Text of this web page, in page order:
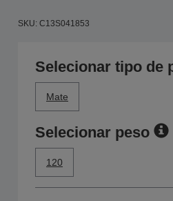
SKU: C13S041853
Selecionar tipo de
Mate
Selecionar peso
120